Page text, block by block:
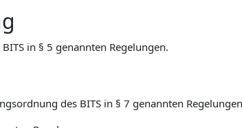
in § 5 genannten Regelungen.
des BITS in § 7 genannten